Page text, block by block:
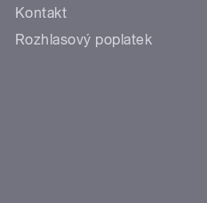
Kontakt
Rozhlasový poplatek